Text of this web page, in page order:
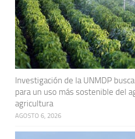
Investigación de la UNMDP
para un uso más sostenible del
agricultura
AGOSTO 6, 2026